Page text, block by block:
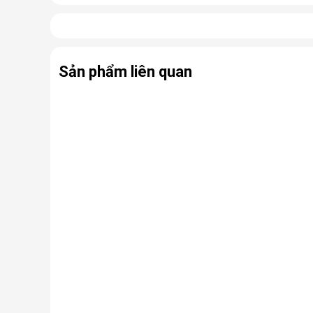
Sản phẩm liên quan